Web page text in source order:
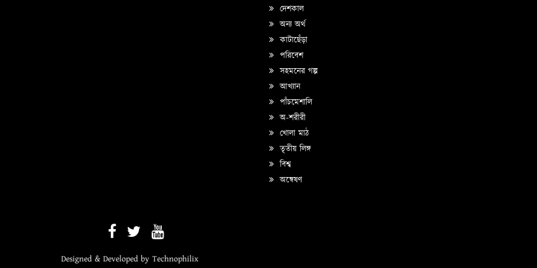
দেশকাল
অন্য অর্থ
কাটাছেঁড়া
পরিবেশ
সহমনের গল্প
আখ্যান
পাঁচমেশালি
অ-শরীরী
খোলা মাঠ
তৃতীয় লিঙ্গ
বিশ্ব
অন্বেষণ
Designed & Developed by Technophilix